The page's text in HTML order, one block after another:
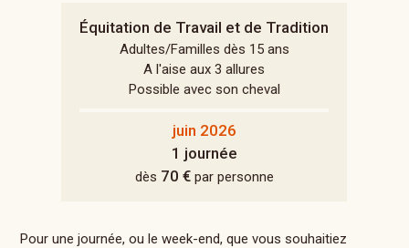
Équitation de Travail et de Tradition
Adultes/Familles dès 15 ans
A l'aise aux 3 allures
Possible avec son cheval
juin 2026
1 journée
dès 70 €par personne
Pour une journée, ou le week-end, que vous souhaitiez